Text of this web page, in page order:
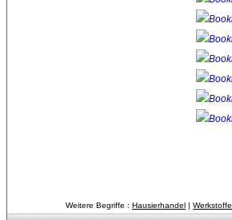
Weitere Begriffe : Hausierhandel | Werkstoffe